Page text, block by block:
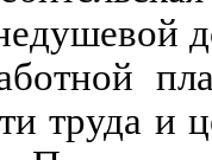
труда и